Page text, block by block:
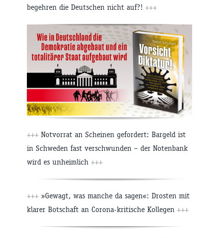
begehren die Deutschen nicht auf?! +++
+++ Notvorrat an Scheinen gefordert: Bargeld ist
in Schweden fast verschwunden – der Notenbank
wird es unheimlich +++
+++ »Gewagt, was manche da sagen«: Drosten mit
klarer Botschaft an Corona-kritische Kollegen +++